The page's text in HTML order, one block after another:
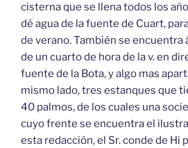
cisterna que se llena todos los
dé agua de la fuente de Cuart,
de verano. También se encuentra
de un cuarto de hora de la v. en
fuente de la Bota, y algo mas
mismo lado, tres estanques que
40 palmos, de los cuales una
cuyo frente se encuentra el
esta redacción, el Sr. conde de Hi